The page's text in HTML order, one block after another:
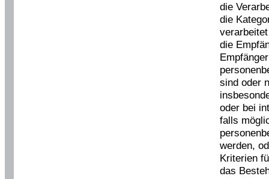
die
die
die
sind oder
oder bei
falls
werden,
Kriterien
das